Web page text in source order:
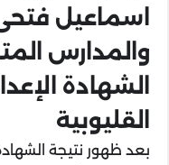
اسماعيل
والمدارس
الشهادة
القليوبية
بعد ظهور نتيجة